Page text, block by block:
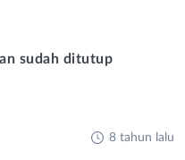
sudah ditutup
8 tahun lalu